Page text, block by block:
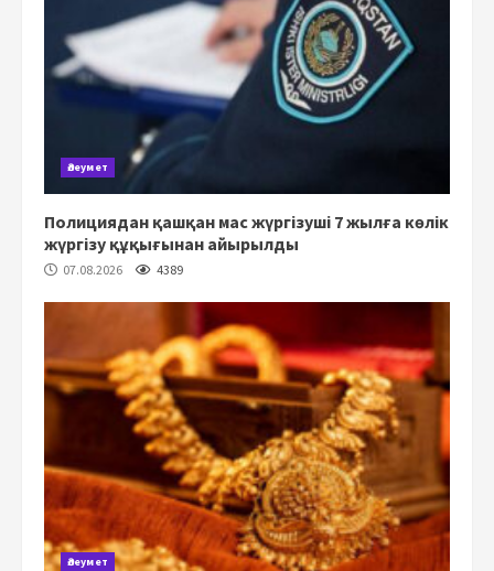
Әлеумет
Полициядан қашқан мас жүргізуші 7 жылға көлік
жүргізу құқығынан айырылды
07.08.2026 4389
Әлеумет